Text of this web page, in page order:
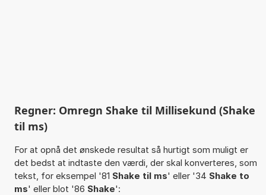
Regner: Omregn Shake til Millisekund (Shake
til ms)
For at opnå det ønskede resultat så hurtigt som muligt er
det bedst at indtaste den værdi, der skal konverteres, som
tekst, for eksempel '81 Shake til ms' eller '34 Shake to
ms' eller blot '86 Shake':